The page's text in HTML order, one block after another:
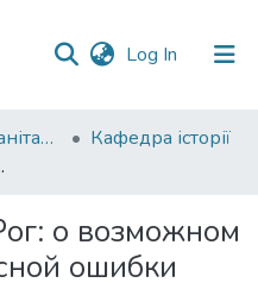
Log In (current)
001. Факультет гуманітарних наук
Кафедра історії
ошибки
о возможном
ошибки